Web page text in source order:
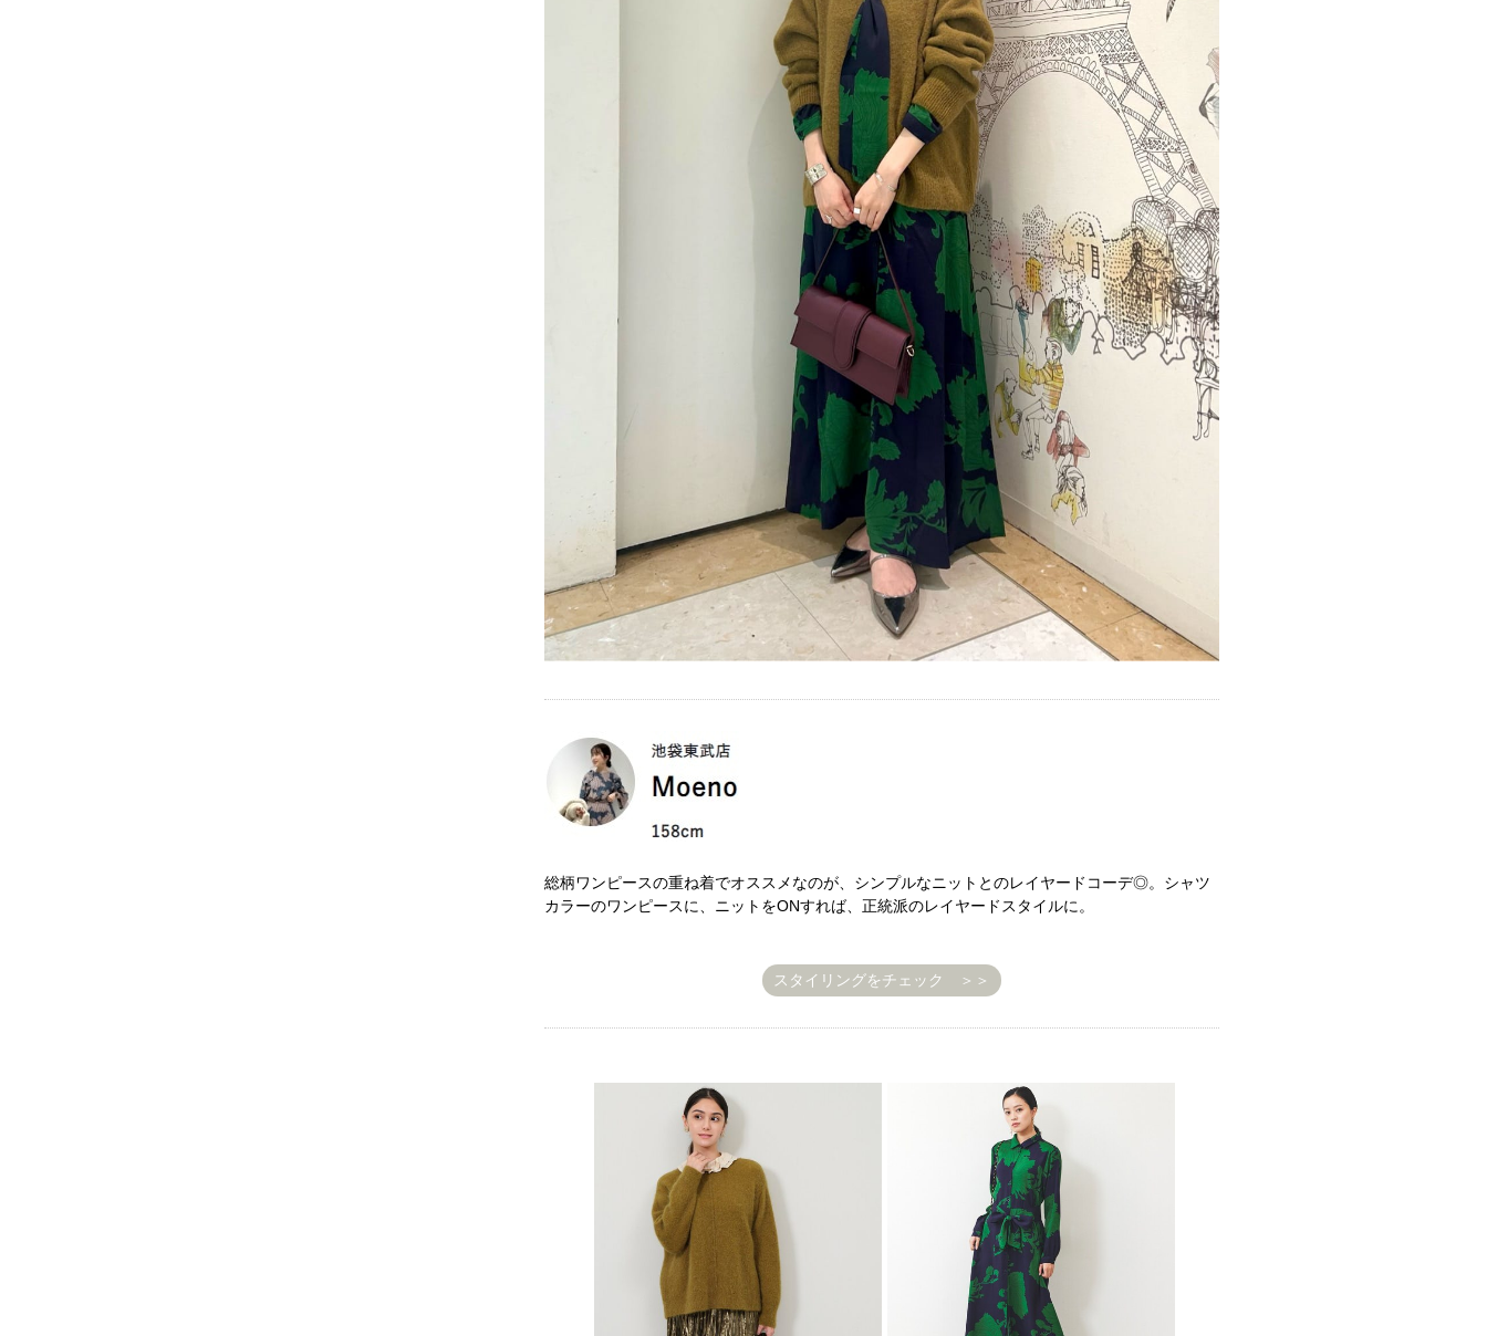
総柄ワンピースの重ね着でオススメなのが、シンプルなニットとのレイヤードコーデ◎。シャツ
カラーのワンピースに、ニットをONすれば、正統派のレイヤードスタイルに。
スタイリングをチェック ＞＞